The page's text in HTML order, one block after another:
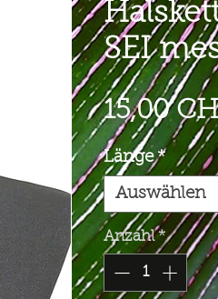
SEI
15,00
Länge *
Auswählen
Anzahl *